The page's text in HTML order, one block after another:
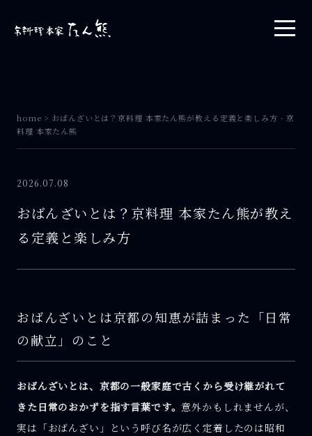
home > おばんざいとは？京料理 本家たん熊が教える定義と楽しみ方 - 京
料理 本家たん熊
2026.07.08
おばんざいとは？京料理 本家たん熊が教え
る定義と楽しみ方
おばんざいとは京都の知恵が詰まった「日常
の献立」のこと
おばんざいとは、京都の一般家庭で古くから受け継がれて
きた日常のおかずを指す言葉です。意外かもしれませんが、
実は「おばんざい」という呼び名が広く定着したのは昭和